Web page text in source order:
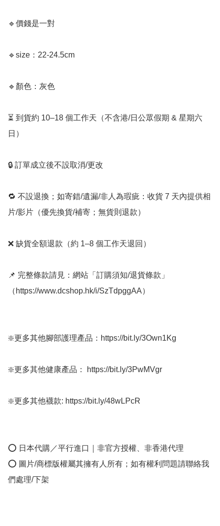
🔹價錢是一對
🔹size：22-24.5cm﻿
🔹顏色：灰色﻿
﻿⏳ 到貨約 10–18 個工作天（不含港/日公眾假期 & 星期六
日）
🔒 訂單成立後不設取消/更改
🔁 不設退換；如寄錯/遺漏/非人為瑕疵：收貨 7 天內提供相
片/影片（優先換貨/補寄；無貨則退款）
❌ 缺貨全額退款（約 1–8 個工作天退回）
📌 完整條款請見：網站「訂購須知/退貨條款」
（https://www.dcshop.hk/i/SzTdpggAA）
❇️更多其他腳部護理產品：https://bit.ly/3Own1Kg
❇️更多其他健康產品： https://bit.ly/3PwMVgr
❇️更多其他襪款: https://bit.ly/48wLPcR
⭕ 日本代購／平行進口｜非官方授權、非香港代理
⭕ 圖片/商標版權屬其擁有人所有；如有權利問題請聯絡我
們處理/下架